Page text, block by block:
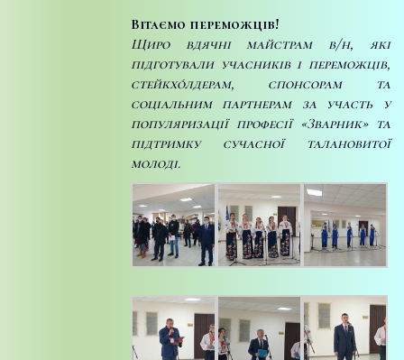
Вітаємо переможців!
Щиро вдячні майстрам в/н, які
підготували учасників і переможців,
стейкхо́лдерам, спонсорам та
соціальним партнерам за участь у
популяризації професії «Зварник» та
підтримку сучасної талановитої
молоді.